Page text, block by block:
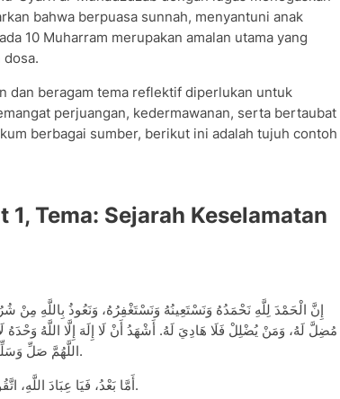
bahwa berpuasa sunnah, menyantuni anak
10 Muharram merupakan amalan utama yang
dosa.
dan beragam tema reflektif diperlukan untuk
perjuangan, kedermawanan, serta bertaubat
berbagai sumber, berikut ini adalah tujuh contoh
Tema: Sejarah Keselamatan
إِنَّ الْحَمْدَ لِلَّهِ نَحْمَدُهُ وَنَسْتَعِينُهُ وَنَسْتَغْفِرُهُ، وَنَعُوذُ بِاللَّهِ مِنْ
مُضِلَّ لَهُ، وَمَنْ يُضْلِلْ فَلَا هَادِيَ لَهُ. أَشْهَدُ أَنْ لَا إِلَهَ إِلَّا اللَّهُ
اللَّهُمَّ صَلِّ وَسَلِّمْ عَلَى نَبِيِّنَا مُحَمَّدٍ وَعَلَى آلِهِ وَصَحْبِهِ أَجْمَعِيْنَ.
أَمَّا بَعْدُ، فَيَا عِبَادَ اللَّهِ، اتَّقُوا اللَّهَ حَقَّ تُقَاتِهِ وَلَا تَمُوتُنَّ إِلَّا وَأَنْتُمْ مُسْلِمُونَ.